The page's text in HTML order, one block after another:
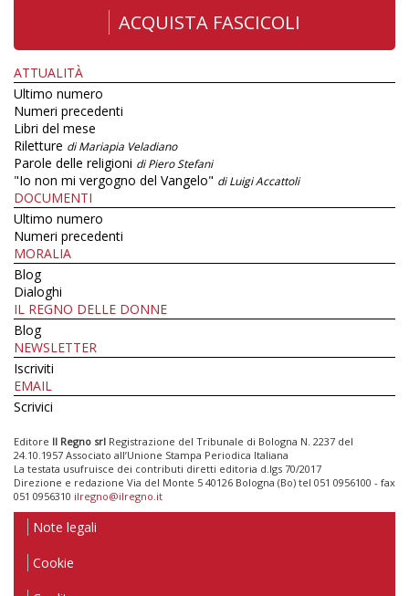
ACQUISTA FASCICOLI
ATTUALITÀ
Ultimo numero
Numeri precedenti
Libri del mese
Riletture di Mariapia Veladiano
Parole delle religioni di Piero Stefani
"Io non mi vergogno del Vangelo" di Luigi Accattoli
DOCUMENTI
Ultimo numero
Numeri precedenti
MORALIA
Blog
Dialoghi
IL REGNO DELLE DONNE
Blog
NEWSLETTER
Iscriviti
EMAIL
Scrivici
Editore Il Regno srl Registrazione del Tribunale di Bologna N. 2237 del
24.10.1957 Associato all’Unione Stampa Periodica Italiana
La testata usufruisce dei contributi diretti editoria d.lgs 70/2017
Direzione e redazione Via del Monte 5 40126 Bologna (Bo) tel 051 0956100 - fax
051 0956310 ilregno@ilregno.it
Note legali
Cookie